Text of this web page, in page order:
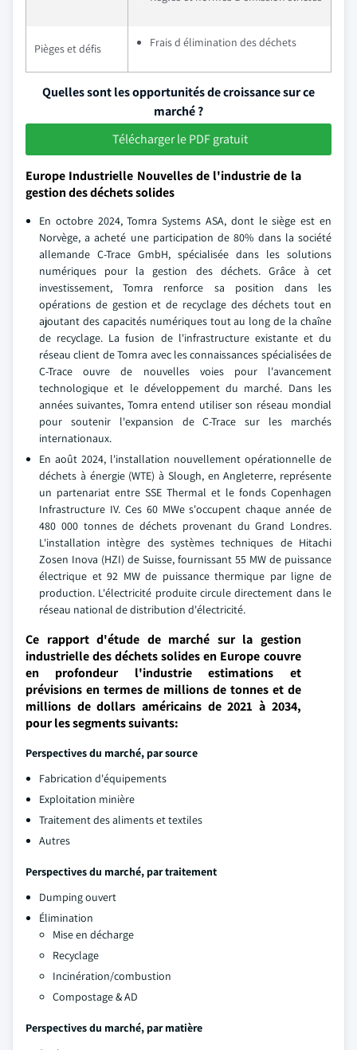
Pièges et défis Frais d élimination des déchets
Quelles sont les opportunités de croissance sur ce
marché ?
Télécharger le PDF gratuit
Europe Industrielle Nouvelles de l'industrie de la
gestion des déchets solides
En octobre 2024, Tomra Systems ASA, dont le siège est en
Norvège, a acheté une participation de 80% dans la société
allemande C-Trace GmbH, spécialisée dans les solutions
numériques pour la gestion des déchets. Grâce à cet
investissement, Tomra renforce sa position dans les
opérations de gestion et de recyclage des déchets tout en
ajoutant des capacités numériques tout au long de la chaîne
de recyclage. La fusion de l'infrastructure existante et du
réseau client de Tomra avec les connaissances spécialisées de
C-Trace ouvre de nouvelles voies pour l'avancement
technologique et le développement du marché. Dans les
années suivantes, Tomra entend utiliser son réseau mondial
pour soutenir l'expansion de C-Trace sur les marchés
internationaux.
En août 2024, l'installation nouvellement opérationnelle de
déchets à énergie (WTE) à Slough, en Angleterre, représente
un partenariat entre SSE Thermal et le fonds Copenhagen
Infrastructure IV. Ces 60 MWe s'occupent chaque année de
480 000 tonnes de déchets provenant du Grand Londres.
L'installation intègre des systèmes techniques de Hitachi
Zosen Inova (HZI) de Suisse, fournissant 55 MW de puissance
électrique et 92 MW de puissance thermique par ligne de
production. L'électricité produite circule directement dans le
réseau national de distribution d'électricité.
Ce rapport d'étude de marché sur la gestion
industrielle des déchets solides en Europe couvre
en profondeur l'industrie estimations et
prévisions en termes de millions de tonnes et de
millions de dollars américains de 2021 à 2034,
pour les segments suivants:
Perspectives du marché, par source
Fabrication d'équipements
Exploitation minière
Traitement des aliments et textiles
Autres
Perspectives du marché, par traitement
Dumping ouvert
Élimination
Mise en décharge
Recyclage
Incinération/combustion
Compostage & AD
Perspectives du marché, par matière